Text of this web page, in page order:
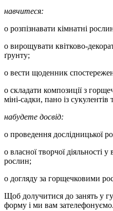
навчитеся:
o розпізнавати кімнатні
o вирощувати квітково-
ґрунту;
o вести щоденник
o складати композиції з
міні-садки, пано із сукулентів
набудете досвід:
o проведення дослідницької
o власної творчої діяльності
рослин;
o догляду за горщечковими
Щоб долучитися до занять у
форму і ми вам зателефонуємо.